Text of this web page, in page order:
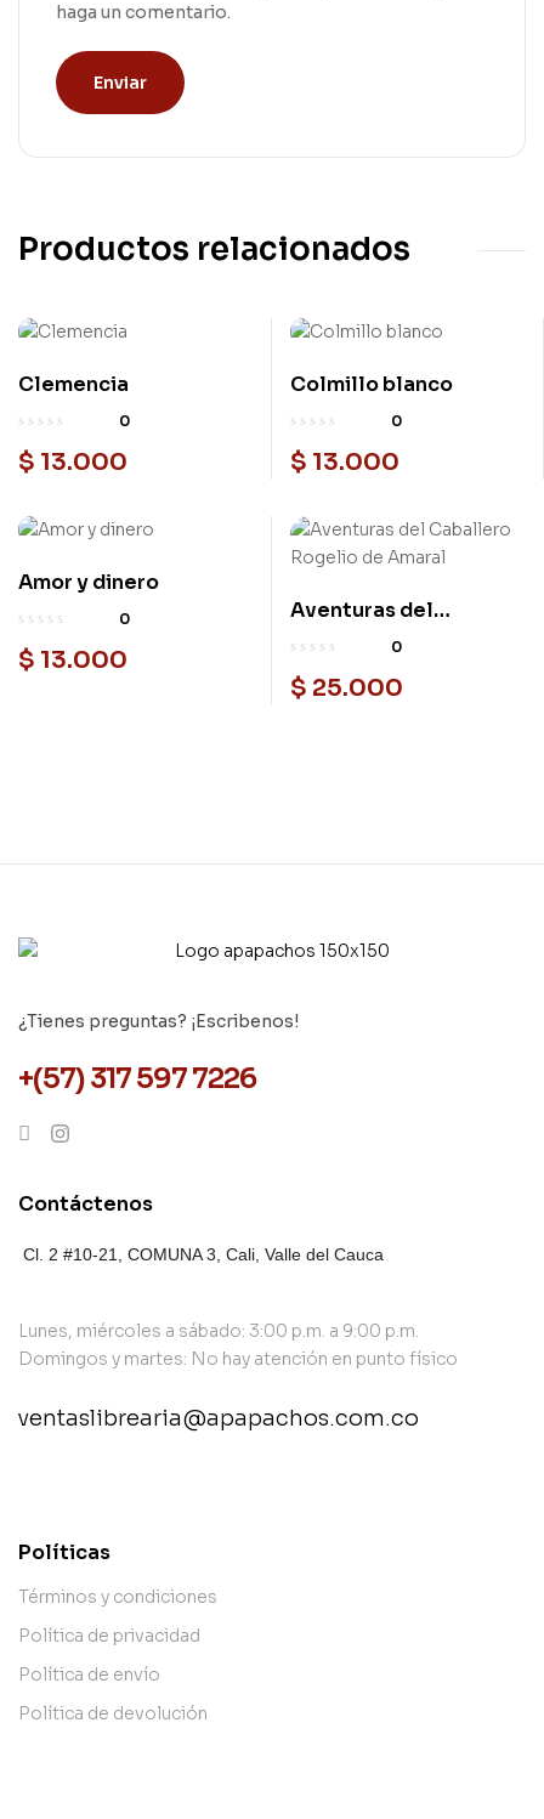
haga un comentario.
Productos relacionados
Clemencia
0
$ 13.000
Colmillo blanco
0
$ 13.000
Amor y dinero
0
$ 13.000
Aventuras del
Caballero Rogelio de
Amaral
0
$ 25.000
¿Tienes preguntas? ¡Escribenos!
+(57) 317 597 7226
Contáctenos
Cl. 2 #10-21, COMUNA 3, Cali, Valle del Cauca
Lunes, miércoles a sábado: 3:00 p.m. a 9:00 p.m.
Domingos y martes: No hay atención en punto físico
ventaslibrearia@apapachos.com.co
Políticas
Términos y condiciones
Política de privacidad
Política de envío
Política de devolución